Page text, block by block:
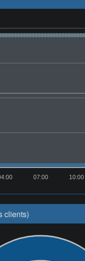
10:00
07:00
clients)